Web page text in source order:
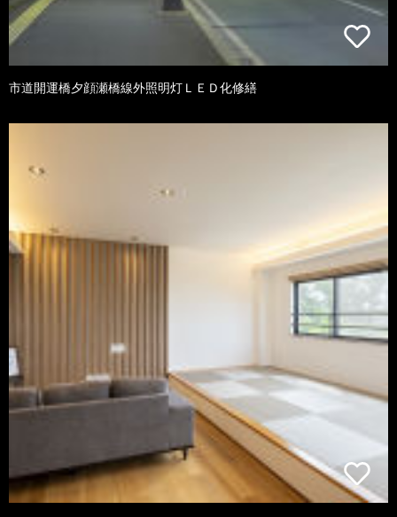
市道開運橋夕顔瀬橋線外照明灯ＬＥＤ化修繕